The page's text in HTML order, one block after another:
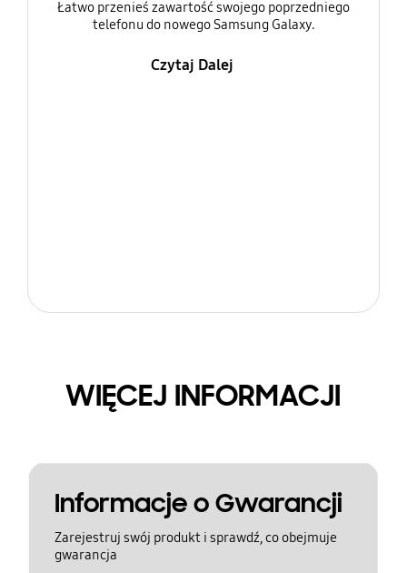
Łatwo przenieś zawartość swojego poprzedniego
telefonu do nowego Samsung Galaxy.
Czytaj Dalej
WIĘCEJ INFORMACJI
Informacje o Gwarancji
Zarejestruj swój produkt i sprawdź, co obejmuje
gwarancja